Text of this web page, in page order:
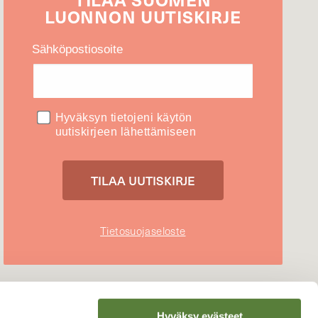
LUONNON UUTIS­KIRJE
Sähköpostiosoite
Hyväksyn tietojeni käytön
uutiskirjeen lähettämiseen
Tietosuojaseloste